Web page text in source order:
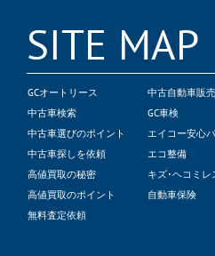
SITE MAP
GCオートリース
中古車検索
中古車選びのポイント
中古車探しを依頼
高値買取の秘密
高値買取のポイント
無料査定依頼
中古自動車販
GC車検
エイコー安心
エコ整備
キズ･ヘコミレ
自動車保険